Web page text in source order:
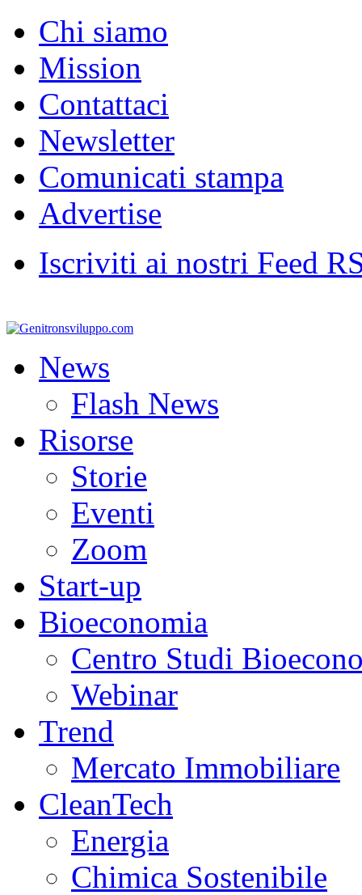
Chi siamo
Mission
Contattaci
Newsletter
Comunicati stampa
Advertise
Iscriviti ai nostri Feed
News
Flash News
Risorse
Storie
Eventi
Zoom
Start-up
Bioeconomia
Centro Studi
Webinar
Trend
Mercato Immobiliare
CleanTech
Energia
Chimica Sostenibile